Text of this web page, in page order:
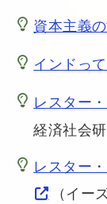
資本主義
インドっ
レスター
経済社会研
レスター
（イー